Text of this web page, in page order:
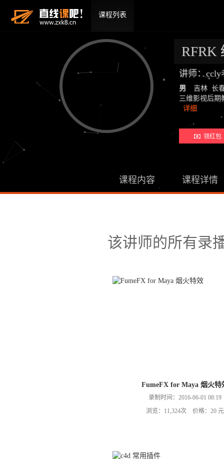
课程列表
RFRK
讲师：ccly
男
吉林 长
三维影视后期
详细
领红包
课程内容 课程详情
该讲师的所有录
FumeFX for Maya 烟火特
录制时间：2016-06-01 08:19
浏览：11,324次 价格：20 元